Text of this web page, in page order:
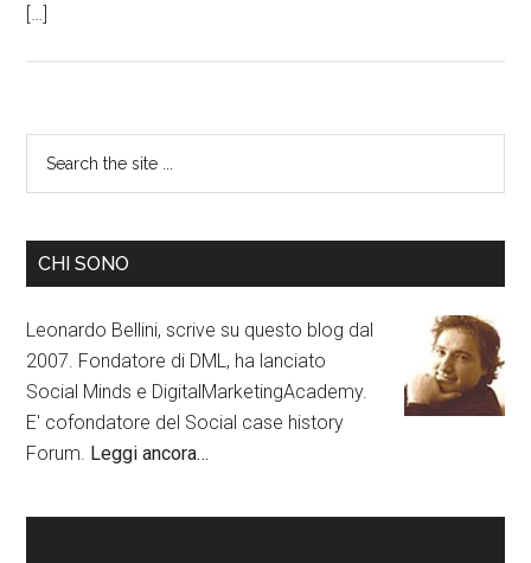
[…]
CHI SONO
Leonardo Bellini, scrive su questo blog dal
2007. Fondatore di DML, ha lanciato
Social Minds e DigitalMarketingAcademy.
E' cofondatore del Social case history
Forum. Leggi ancora…